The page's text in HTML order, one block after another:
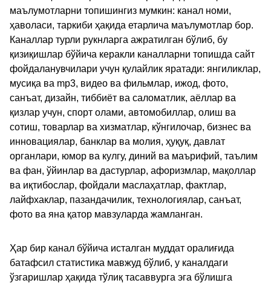
маълумотларни топишингиз мумкин: канал номи,
ҳаволаси, таркиби ҳақида етарлича маълумотлар бор.
Каналлар турли рукнларга ажратилган бўлиб, бу
қизиқишлар бўйича керакли каналларни топишда сайт
фойдаланувчилари учун қулайлик яратади: янгиликлар,
мусиқа ва mp3, видео ва фильмлар, ижод, фото,
санъат, дизайн, тиббиёт ва саломатлик, аёллар ва
қизлар учун, спорт олами, автомобиллар, олиш ва
сотиш, товарлар ва хизматлар, кўнгилочар, бизнес ва
инновациялар, банклар ва молия, ҳуқуқ, давлат
органлари, юмор ва кулгу, диний ва маърифий, таълим
ва фан, ўйинлар ва дастурлар, афоризмлар, мақоллар
ва иқтибослар, фойдали маслаҳатлар, фактлар,
лайфхаклар, пазандачилик, технологиялар, санъат,
фото ва яна қатор мавзуларда жамланган.
Ҳар бир канал бўйича исталган муддат оралиғида
батафсил статистика мавжуд бўлиб, у каналдаги
ўзгаришлар ҳақида тўлиқ тасаввурга эга бўлишга